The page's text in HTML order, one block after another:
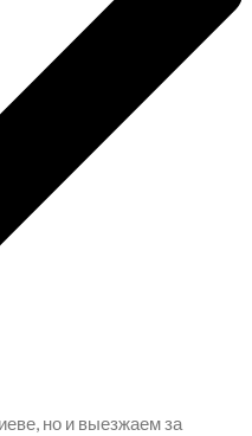
но и выезжаем за